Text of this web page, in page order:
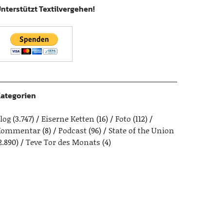
Textilvergehen!
(3.747) Eiserne Ketten (16) Foto (112)
(8) Podcast(96)
State of the Union
Teve Tor des Monats (4)